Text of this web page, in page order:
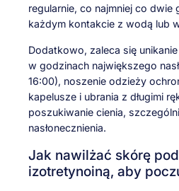
regularnie, co najmniej co dwie
każdym kontakcie z wodą lub
Dodatkowo, zaleca się
w godzinach największego
16:00), noszenie odzieży
kapelusze i ubrania z długimi
poszukiwanie cienia,
nasłonecznienia.
Jak nawilżać skórę
izotretynoiną, aby